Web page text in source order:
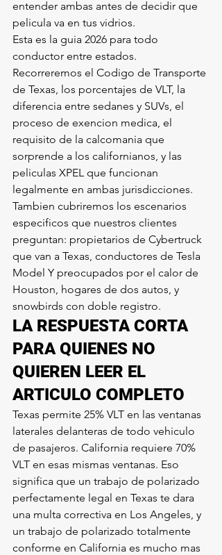
entender ambas antes de decidir que
pelicula va en tus vidrios.
Esta es la guia 2026 para todo
conductor entre estados.
Recorreremos el Codigo de Transporte
de Texas, los porcentajes de VLT, la
diferencia entre sedanes y SUVs, el
proceso de exencion medica, el
requisito de la calcomania que
sorprende a los californianos, y las
peliculas XPEL que funcionan
legalmente en ambas jurisdicciones.
Tambien cubriremos los escenarios
especificos que nuestros clientes
preguntan: propietarios de Cybertruck
que van a Texas, conductores de Tesla
Model Y preocupados por el calor de
Houston, hogares de dos autos, y
snowbirds con doble registro.
LA RESPUESTA CORTA
PARA QUIENES NO
QUIEREN LEER EL
ARTICULO COMPLETO
Texas permite 25% VLT en las ventanas
laterales delanteras de todo vehiculo
de pasajeros. California requiere 70%
VLT en esas mismas ventanas. Eso
significa que un trabajo de polarizado
perfectamente legal en Texas te dara
una multa correctiva en Los Angeles, y
un trabajo de polarizado totalmente
conforme en California es mucho mas